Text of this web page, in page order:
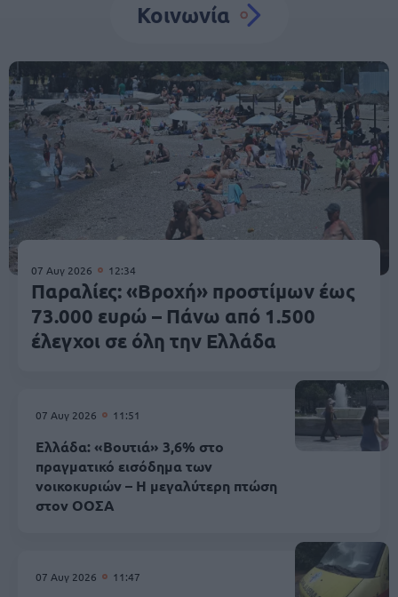
Κοινωνία
07 Αυγ 2026 12:34
Παραλίες: «Βροχή» προστίμων έως
73.000 ευρώ – Πάνω από 1.500
έλεγχοι σε όλη την Ελλάδα
07 Αυγ 2026 11:51
Ελλάδα: «Βουτιά» 3,6% στο
πραγματικό εισόδημα των
νοικοκυριών – Η μεγαλύτερη πτώση
στον ΟΟΣΑ
07 Αυγ 2026 11:47